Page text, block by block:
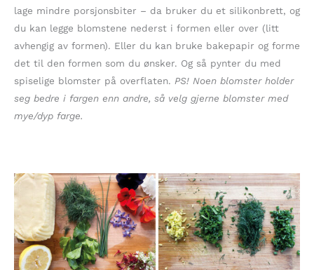
lage mindre porsjonsbiter – da bruker du et silikonbrett, og
du kan legge blomstene nederst i formen eller over (litt
avhengig av formen). Eller du kan bruke bakepapir og forme
det til den formen som du ønsker. Og så pynter du med
spiselige blomster på overflaten. PS! Noen blomster holder
seg bedre i fargen enn andre, så velg gjerne blomster med
mye/dyp farge.